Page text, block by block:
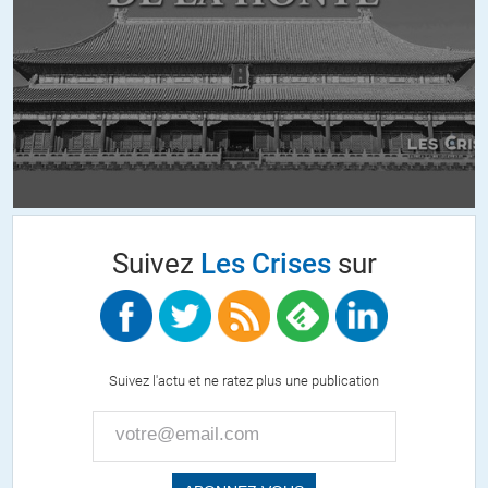
https://www.capital.fr/economie-politique/le-coronavirus-fait-il-
vraiment-moins-de-morts-a-marseille-que-dans-le-reste-de-la-france-
1366389
+6 ALERTER
bm607//03.04.2020 à 04h23
Une étude chinois récente (22/03/20) basée sur les méthode du Pr
Raoult a confirmé l’efficacité (texte préprint en d’attente de
https://www.medrxiv.org/content/10.1101/2020.03.22.20040758v2
https://www.parismatch.com/Actu/Sante/Covid-19-c-est-avoir-tort-
que-d-avoir-raison-trop-tot-Malheureusement-1680591
Suivez Les Crisessur
Suivez l'actu et ne ratez plus une publication